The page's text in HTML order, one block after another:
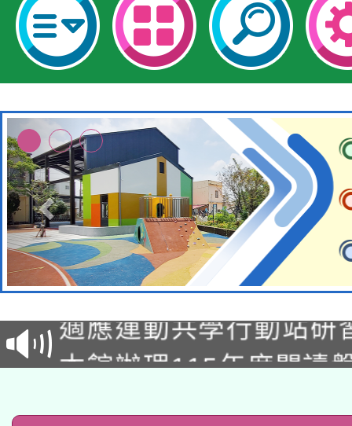
本校115學年度第2次
招甄選結果公告(無人
招)
適應運動共學行動站研
本館辦理115年度閱讀